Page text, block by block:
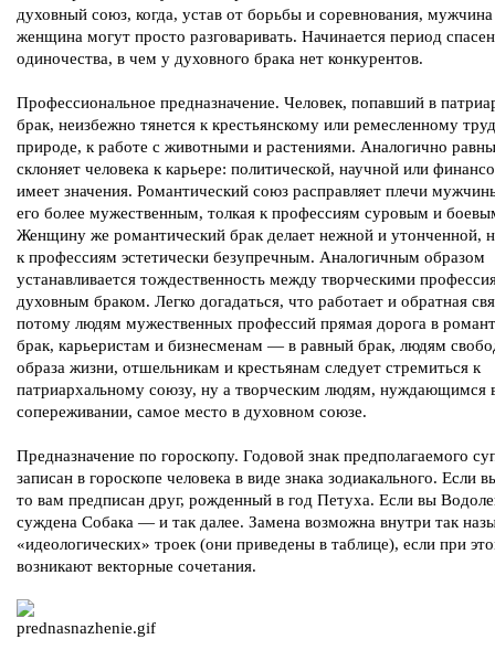
духовный союз, когда, устав от борьбы и соревнования,
женщина могут просто разговаривать. Начинается период
одиночества, в чем у духовного брака нет конкурентов.
Профессиональное предназначение. Человек, попавший в
брак, неизбежно тянется к крестьянскому или ремесленному
природе, к работе с животными и растениями. Аналогично
склоняет человека к карьере: политической, научной или
имеет значения. Романтический союз расправляет плечи
его более мужественным, толкая к профессиям суровым и
Женщину же романтический брак делает нежной и утонченной,
к профессиям эстетически безупречным. Аналогичным образом
устанавливается тождественность между творческими
духовным браком. Легко догадаться, что работает и обратная
потому людям мужественных профессий прямая дорога в
брак, карьеристам и бизнесменам — в равный брак, людям
образа жизни, отшельникам и крестьянам следует стремиться к
патриархальному союзу, ну а творческим людям, нуждающимся
сопереживании, самое место в духовном союзе.
Предназначение по гороскопу. Годовой знак предполагаемого
записан в гороскопе человека в виде знака зодиакального. Если
то вам предписан друг, рожденный в год Петуха. Если вы
суждена Собака — и так далее. Замена возможна внутри так
«идеологических» троек (они приведены в таблице), если при
возникают векторные сочетания.